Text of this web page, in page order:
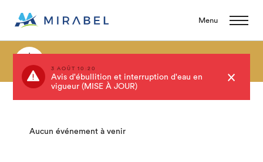
Menu
3 AOÛT 10:20
Avis d'ébullition et interruption d'eau en
vigueur (MISE À JOUR)
Aucun événement à venir